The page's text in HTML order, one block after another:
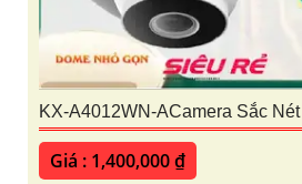
KX-A4012WN-ACamera Sắc
Giá : 1,400,000 ₫